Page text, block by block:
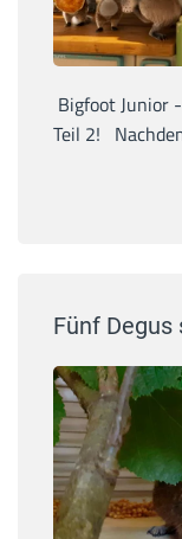
Bigfoot Junior
Teil 2!
Fünf Degus